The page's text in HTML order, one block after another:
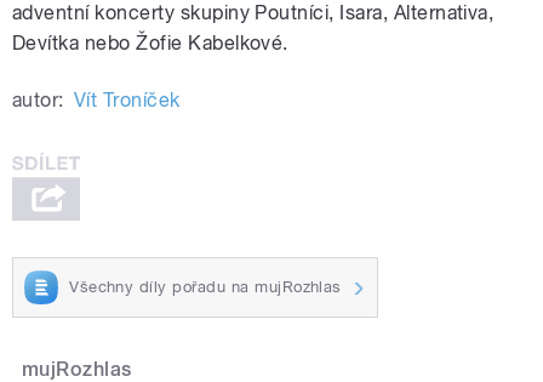
adventní koncerty skupiny Poutníci, Isara, Alternativa,
Devítka nebo Žofie Kabelkové.
autor: Vít Troníček
Všechny díly pořadu na mujRozhlas
mujRozhlas